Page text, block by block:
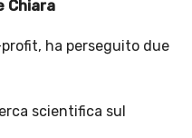
Chiara
ha perseguito due
scientifica sul